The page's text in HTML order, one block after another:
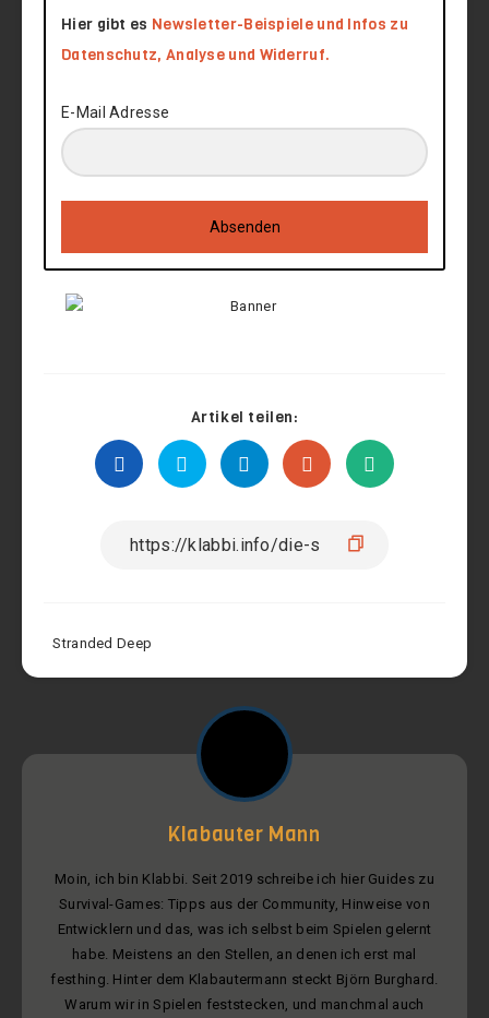
Hier gibt es Newsletter-Beispiele und Infos zu
Datenschutz, Analyse und Widerruf.
E-Mail Adresse
Absenden
Artikel teilen:
Stranded Deep
Klabauter Mann
Moin, ich bin Klabbi. Seit 2019 schreibe ich hier Guides zu
Survival-Games: Tipps aus der Community, Hinweise von
Entwicklern und das, was ich selbst beim Spielen gelernt
habe. Meistens an den Stellen, an denen ich erst mal
festhing. Hinter dem Klabautermann steckt Björn Burghard.
Warum wir in Spielen feststecken, und manchmal auch